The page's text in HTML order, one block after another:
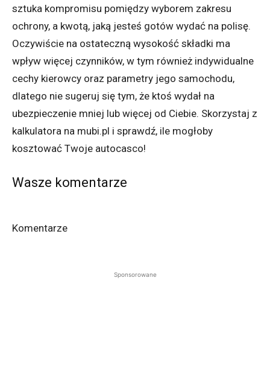
sztuka kompromisu pomiędzy wyborem zakresu
ochrony, a kwotą, jaką jesteś gotów wydać na polisę.
Oczywiście na ostateczną wysokość składki ma
wpływ więcej czynników, w tym również indywidualne
cechy kierowcy oraz parametry jego samochodu,
dlatego nie sugeruj się tym, że ktoś wydał na
ubezpieczenie mniej lub więcej od Ciebie. Skorzystaj z
kalkulatora na mubi.pl i sprawdź, ile mogłoby
kosztować Twoje autocasco!
Wasze komentarze
Komentarze
Sponsorowane